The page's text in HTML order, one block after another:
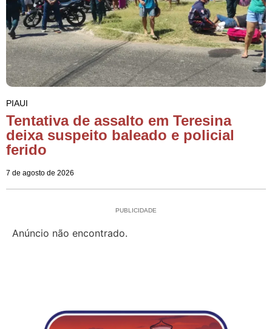
PIAUI
Tentativa de assalto em Teresina
deixa suspeito baleado e policial
ferido
7 de agosto de 2026
PUBLICIDADE
Anúncio não encontrado.